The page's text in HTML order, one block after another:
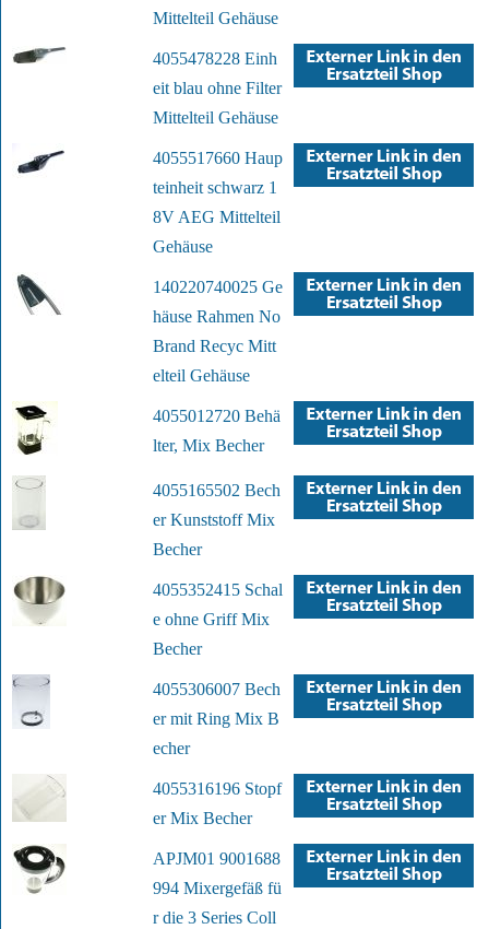
Mittelteil Gehäuse
4055478228 Einh
eit blau ohne Filter
Mittelteil Gehäuse
4055517660 Haup
teinheit schwarz 1
8V AEG Mittelteil
Gehäuse
140220740025 Ge
häuse Rahmen No
Brand Recyc Mitt
elteil Gehäuse
4055012720 Behä
lter, Mix Becher
4055165502 Bech
er Kunststoff Mix
Becher
4055352415 Schal
e ohne Griff Mix
Becher
4055306007 Bech
er mit Ring Mix B
echer
4055316196 Stopf
er Mix Becher
APJM01 9001688
994 Mixergefäß fü
r die 3 Series Coll